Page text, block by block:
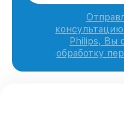
Philips, Вы
обработку